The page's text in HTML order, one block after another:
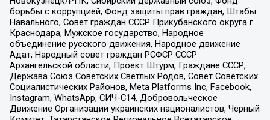
борьбы с коррупцией, Фонд защиты прав граждан, Штабы
Навального, Совет граждан СССР Прикубанского округа г.
Краснодара, Мужское государство, Народное
объединение русского движения, Народное движение
Адат, Народный совет граждан РСФСР СССР
Архангельской области, Проект Штурм, Граждане СССР,
Держава Союз Советских Светлых Родов, Совет Советских
Социалистических Районов, Meta Platforms Inc, Facebook,
Instagram, WhatsApp, СИЧ-С14, Добровольческое
Движение Организации украинских националистов, Черный